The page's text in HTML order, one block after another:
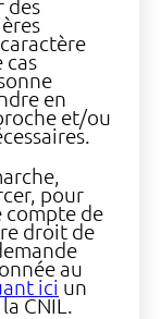
des
cas
en
et/ou
pour
compte de
droit de
au
ici un
CNIL.